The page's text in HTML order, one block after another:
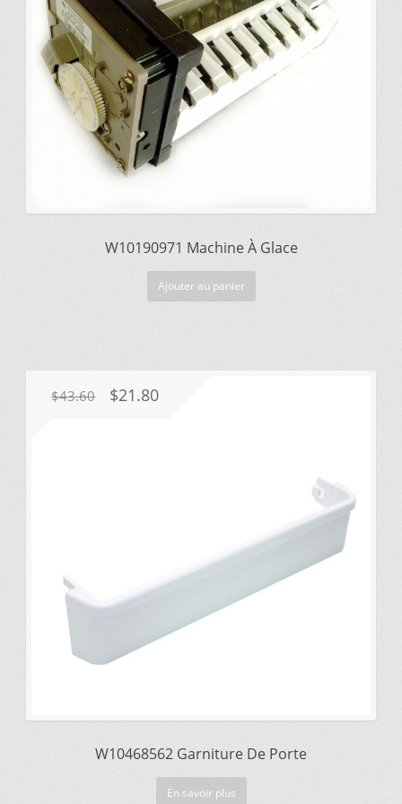
W10190971 Machine À Glace
Ajouter au panier
W10468562 Garniture De Porte
$43.60
Le
$21.80Le
En savoir plus